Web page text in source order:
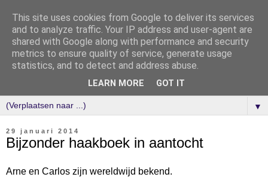
▼
29 januari 2014
Bijzonder haakboek in aantocht
Arne en Carlos zijn wereldwijd bekend.
This site uses cookies from Google to deliver its services
and to analyze traffic. Your IP address and user-agent are
shared with Google along with performance and security
metrics to ensure quality of service, generate usage
statistics, and to detect and address abuse.
LEARN MORE GOT IT